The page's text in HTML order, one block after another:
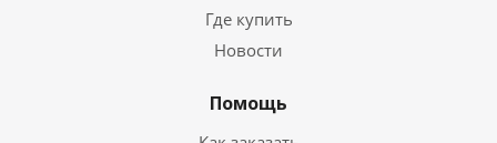
Где купить
Новости
Помощь